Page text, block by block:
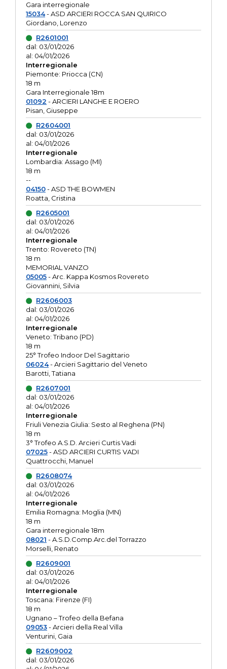
Gara interregionale
15034- ASD ARCIERI ROCCA SAN QUIRICO
Giordano, Lorenzo
R2601001
dal: 03/01/2026
al: 04/01/2026
Interregionale
Piemonte: Priocca (CN)
18 m
Gara Interregionale 18m
01092 - ARCIERI LANGHE E ROERO
Pisan, Giuseppe
R2604001
dal: 03/01/2026
al: 04/01/2026
Interregionale
Lombardia: Assago (MI)
18 m
--
04150- ASD THE BOWMEN
Roatta, Cristina
R2605001
dal: 03/01/2026
al: 04/01/2026
Interregionale
Trento: Rovereto (TN)
18 m
MEMORIAL VANZO
05005- Arc. Kappa Kosmos Rovereto
Giovannini, Silvia
R2606003
dal: 03/01/2026
al: 04/01/2026
Interregionale
Veneto: Tribano (PD)
18 m
25° Trofeo Indoor Del Sagittario
06024- Arcieri Sagittario del Veneto
Barotti, Tatiana
R2607001
dal: 03/01/2026
al: 04/01/2026
Interregionale
Friuli Venezia Giulia: Sesto al Reghena (PN)
18 m
3° Trofeo A.S.D. Arcieri Curtis Vadi
07025- ASD ARCIERI CURTIS VADI
Quattrocchi, Manuel
R2608074
dal: 03/01/2026
al: 04/01/2026
Interregionale
Emilia Romagna: Moglia (MN)
18 m
Gara interregionale 18m
08021 - A.S.D.Comp.Arc.del Torrazzo
Morselli, Renato
R2609001
dal: 03/01/2026
al: 04/01/2026
Interregionale
Toscana: Firenze (FI)
18 m
Ugnano – Trofeo della Befana
09053- Arcieri della Real Villa
Venturini, Gaia
R2609002
dal: 03/01/2026